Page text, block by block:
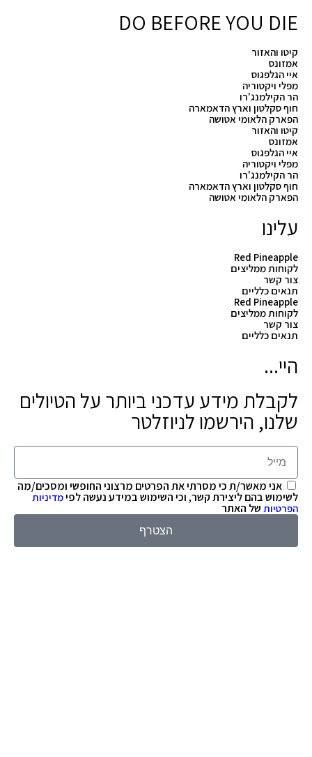
DO BEFORE YOU DIE
קיטו והאזור
אמזונס
איי הגלפגוס
מפלי ויקטוריה
הר הקילמנג'רו
חוף סקלטון וארץ הדאמארה
הפארק הלאומי אטושה
קיטו והאזור
אמזונס
איי הגלפגוס
מפלי ויקטוריה
הר הקילמנג'רו
חוף סקלטון וארץ הדאמארה
הפארק הלאומי אטושה
עלינו
Red Pineapple
לקוחות ממליצים
צור קשר
תנאים כלליים
Red Pineapple
לקוחות ממליצים
צור קשר
תנאים כלליים
היי...
לקבלת מידע עדכני ביותר על הטיולים
שלנו, הירשמו לניוזלטר
אני מאשר/ת כי מסרתי את הפרטים מרצוני החופשי ומסכים/מה
לשימוש בהם ליצירת קשר, וכי השימוש במידע נעשה לפימדיניות
הפרטיות של האתר
הצטרף